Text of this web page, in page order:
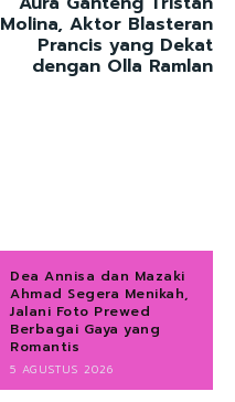
Molina, Aktor Blasteran
Prancis yang Dekat
dengan Olla Ramlan
Dea Annisa dan Mazaki
Ahmad Segera Menikah,
Jalani Foto Prewed
Berbagai Gaya yang
Romantis
5 AGUSTUS 2026